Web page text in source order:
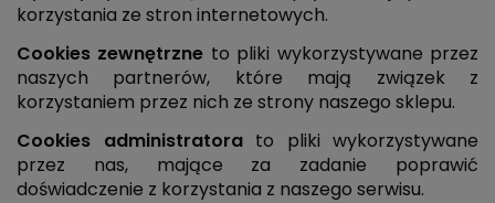
korzystania ze stron internetowych.
Cookies zewnętrzne to pliki wykorzystywane przez
naszych partnerów, które mają związek z
korzystaniem przez nich ze strony naszego sklepu.
Cookies administratorato pliki wykorzystywane
przez nas, mające za zadanie poprawić
doświadczenie z korzystania z naszego serwisu.